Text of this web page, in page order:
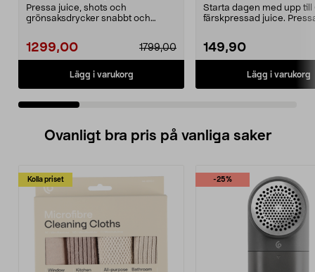
JC151EU
Pressa juice, shots och
grönsaksdrycker snabbt och
1299,00 1799,00
Lägg i varukorg
Starta dagen med upp till
färskpressad juice.
149,90
Lägg i varukorg
Ovanligt bra pris på vanliga saker
Kolla priset -25%